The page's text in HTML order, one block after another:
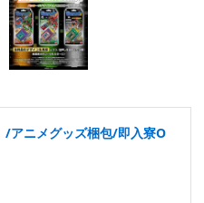
/アニメグッズ梱包/即入寮O